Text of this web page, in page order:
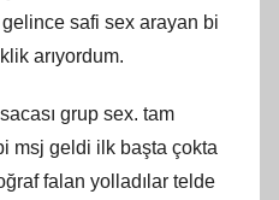
gelince safi sex arayan bi
arıyordum.
grup sex. tam
msj geldi ilk başta çokta
falan yolladılar telde